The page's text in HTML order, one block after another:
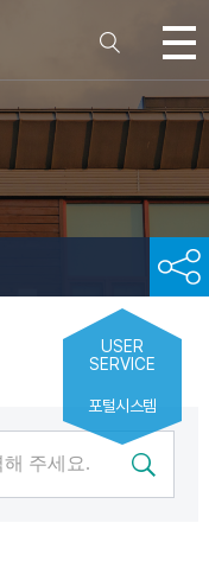
USER
SERVICE
포털시스템